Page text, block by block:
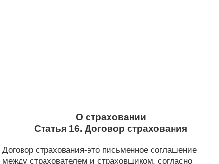
О страховании
Статья 16. Договор страхования
Договор страхования-это письменное соглашение
между страхователем и страховщиком, согласно